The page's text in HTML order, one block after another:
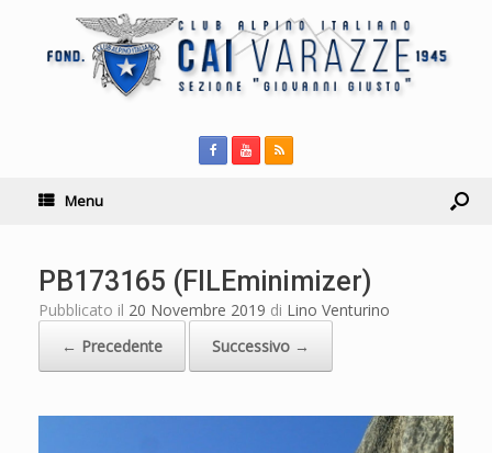
Menu
PB173165 (FILEminimizer)
Pubblicato il 20 Novembre 2019 di Lino Venturino
← Precedente
Successivo →